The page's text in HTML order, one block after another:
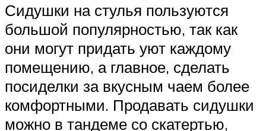
Сидушки на стулья пользуются
большой популярностью, так как
они могут придать уют каждому
помещению, а главное, сделать
посиделки за вкусным чаем более
комфортными. Продавать сидушки
можно в тандеме со скатертью,